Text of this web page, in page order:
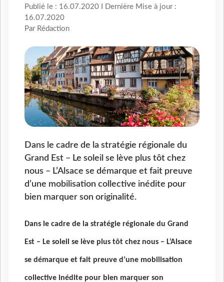
Publié le : 16.07.2020 I Dernière Mise à jour :
16.07.2020
Par Rédaction
Dans le cadre de la stratégie régionale du
Grand Est – Le soleil se lève plus tôt chez
nous – L’Alsace se démarque et fait preuve
d’une mobilisation collective inédite pour
bien marquer son originalité.
Dans le cadre de la stratégie régionale du Grand
Est – Le soleil se lève plus tôt chez nous – L’Alsace
se démarque et fait preuve d’une mobilisation
collective inédite pour bien marquer son